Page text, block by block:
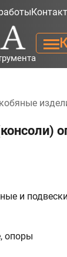
и подвески
опоры